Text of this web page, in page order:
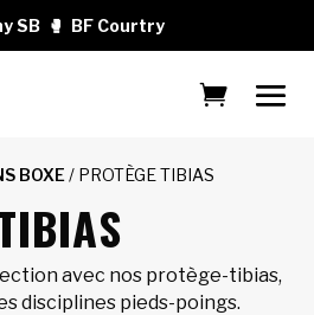
SB 🥊 BF Courtry
BOXE / PROTÈGE TIBIAS
avec nos protège-tibias,
disciplines pieds-poings.